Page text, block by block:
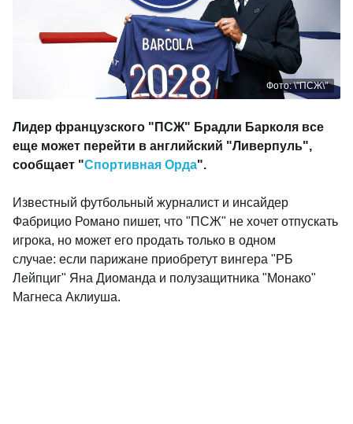
Фото: \"ПСЖ\"
Лидер французского "ПСЖ" Брадли Барколя все
еще может перейти в английский "Ливерпуль",
сообщает "Спортивная Орда".
Известный футбольный журналист и инсайдер
Фабрицио Романо пишет, что "ПСЖ" не хочет отпускать
игрока, но может его продать только в одном
случае: если парижане приобретут вингера "РБ
Лейпциг" Яна Диоманда и полузащитника "Монако"
Магнеса Аклиуша.